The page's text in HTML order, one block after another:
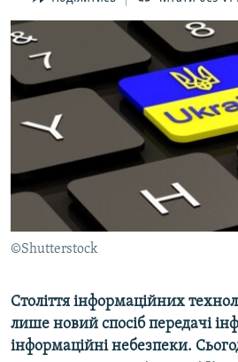
ВСЕ ЗА ДЕНЬ
СПЕЦПРОЕКТИ
ДЕПОРТАЦІЯ
ВІДЕОУРОКИ «ELIFBE»
СВІДЧЕННЯ ОКУПАЦІЇ
УКРАЇНСЬКА ПРОБЛЕМА КРИМУ
ІНФОГРАФІКА
ЯК ОБІЙТИ БЛОКУВАННЯ
Русский
Qırımtatar
ДОЛУЧАЙСЯ!
Усі сайти RFE/RL
©Shutterstock
Століття інформаційних
лише новий спосіб передачі
інформаційні небезпеки.